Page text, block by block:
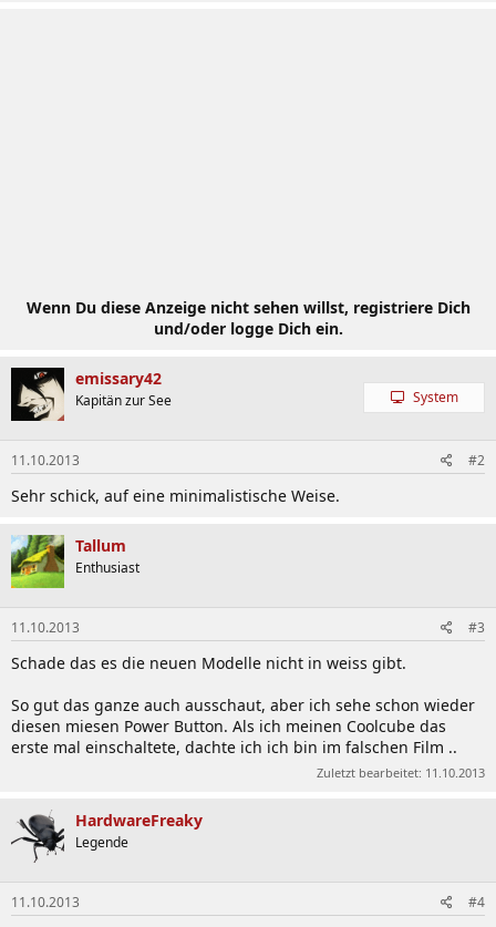
Wenn Du diese Anzeige nicht sehen willst, registriere Dich
und/oder logge Dich ein.
emissary42
Kapitän zur See System
11.10.2013 #2
Sehr schick, auf eine minimalistische Weise.
Tallum
Enthusiast
11.10.2013 #3
Schade das es die neuen Modelle nicht in weiss gibt.
So gut das ganze auch ausschaut, aber ich sehe schon wieder
diesen miesen Power Button. Als ich meinen Coolcube das
erste mal einschaltete, dachte ich ich bin im falschen Film ..
Zuletzt bearbeitet: 11.10.2013
HardwareFreaky
Legende
11.10.2013 #4